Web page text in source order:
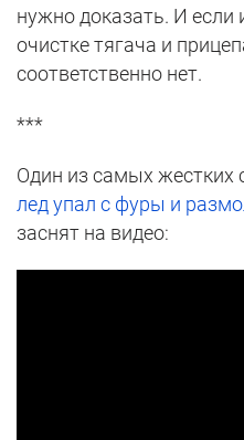
нужно доказать. И если
очистке тягача и
соответственно нет.
***
Один из самых жестких
лед упал с фуры и
заснят на видео: